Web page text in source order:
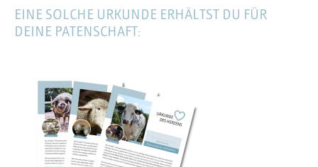
EINE SOLCHE URKUNDE ERHÄLTST DU FÜR
DEINE PATENSCHAFT: